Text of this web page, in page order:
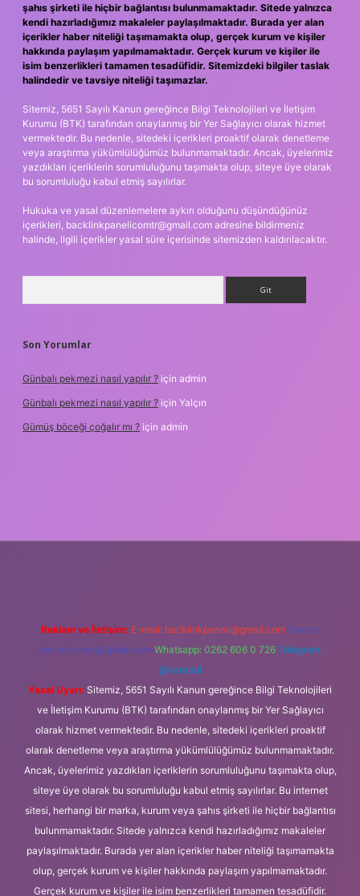
şahıs şirketi ile hiçbir bağlantısı bulunmamaktadır. Sitede yalnızca
kendi hazırladığımız makaleler paylaşılmaktadır. Burada yer alan
içerikler haber niteliği taşımamakta olup, gerçek kurum ve kişiler
hakkında paylaşım yapılmamaktadır. Gerçek kurum ve kişiler ile
isim benzerlikleri tamamen tesadüfidir. Sitemizdeki bilgiler taslak
halindedir ve tavsiye niteliği taşımazlar.
Sitemiz, 5651 Sayılı Kanun gereğince Bilgi Teknolojileri ve İletişim
Kurumu (BTK) tarafından onaylanmış bir Yer Sağlayıcı olarak hizmet
vermektedir. Bu nedenle, sitedeki içerikleri proaktif olarak denetleme
veya araştırma yükümlülüğümüz bulunmamaktadır. Ancak, üyelerimiz
yazdıkları içeriklerin sorumluluğunu taşımakta olup, siteye üye olarak
bu sorumluluğu kabul etmiş sayılırlar.
Hukuka ve yasal düzenlemelere aykırı olduğunu düşündüğünüz
içerikleri, backlinkpanelicomtr@gmail.com adresine bildirmeniz
halinde, ilgili içerikler yasal süre içerisinde sitemizden kaldırılacaktır.
Son Yorumlar
Günbalı pekmezi nasıl yapılır ? için admin
Günbalı pekmezi nasıl yapılır ? için Yalçın
Gümüş böceği çoğalır mı ? için admin
Reklam ve İletişim: E-mail: backlinkpaneli@gmail.com Teams:
forumhizmeti@gmail.com Whatsapp: 0262 606 0 726 Telegram:
@karabul
Yasal Uyarı: Sitemiz, 5651 Sayılı Kanun gereğince Bilgi Teknolojileri
ve İletişim Kurumu (BTK) tarafından onaylanmış bir Yer Sağlayıcı
olarak hizmet vermektedir. Bu nedenle, sitedeki içerikleri proaktif
olarak denetleme veya araştırma yükümlülüğümüz bulunmamaktadır.
Ancak, üyelerimiz yazdıkları içeriklerin sorumluluğunu taşımakta olup,
siteye üye olarak bu sorumluluğu kabul etmiş sayılırlar. Bu internet
sitesi, herhangi bir marka, kurum veya şahıs şirketi ile hiçbir bağlantısı
bulunmamaktadır. Sitede yalnızca kendi hazırladığımız makaleler
paylaşılmaktadır. Burada yer alan içerikler haber niteliği taşımamakta
olup, gerçek kurum ve kişiler hakkında paylaşım yapılmamaktadır.
Gerçek kurum ve kişiler ile isim benzerlikleri tamamen tesadüfidir.